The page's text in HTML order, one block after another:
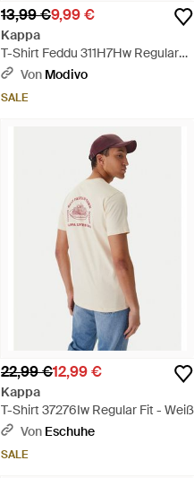
13,99 €9,99 €
Kappa
T-Shirt Feddu 311H7Hw Regular
Fit - Grau
Von Modivo
SALE
22,99 €12,99 €
Kappa
T-Shirt 37276Iw Regular Fit - Weiß
Von Eschuhe
SALE